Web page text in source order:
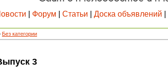
Форум Статьи Доска объявлений
Без категории
3